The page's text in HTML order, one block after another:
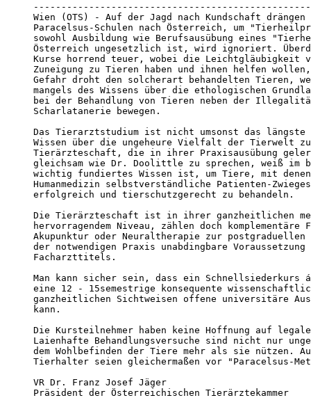
Wien (OTS) - Auf der Jagd nach Kundschaft
Paracelsus-Schulen nach Österreich, um
sowohl Ausbildung wie Berufsausübung eines
Österreich ungesetzlich ist, wird ignoriert.
Kurse horrend teuer, wobei die Leichtgläubigkeit
Zuneigung zu Tieren haben und ihnen helfen
Gefahr droht den solcherart behandelten Tieren,
mangels des Wissens über die ethologischen
bei der Behandlung von Tieren neben der
Scharlatanerie bewegen.
Das Tierarztstudium ist nicht umsonst das
Wissen über die ungeheure Vielfalt der Tierwelt
Tierärzteschaft, die in ihrer Praxisausübung
gleichsam wie Dr. Doolittle zu sprechen, weiß im
wichtig fundiertes Wissen ist, um Tiere, mit
Humanmedizin selbstverständliche Patienten-
erfolgreich und tierschutzgerecht zu behandeln.
Die Tierärzteschaft ist in ihrer ganzheitlichen
hervorragendem Niveau, zählen doch komplementäre
Akupunktur oder Neuraltherapie zur postgraduellen
der notwendigen Praxis unabdingbare
Facharzttitels.
Man kann sicher sein, dass ein Schnellsiederkurs
eine 12 - 15semestrige konsequente
ganzheitlichen Sichtweisen offene universitäre
kann.
Die Kursteilnehmer haben keine Hoffnung auf legale
Laienhafte Behandlungsversuche sind nicht nur
dem Wohlbefinden der Tiere mehr als sie nützen.
Tierhalter seien gleichermaßen vor "Paracelsus-
VR Dr. Franz Josef Jäger
Präsident der Österreichischen Tierärztekammer